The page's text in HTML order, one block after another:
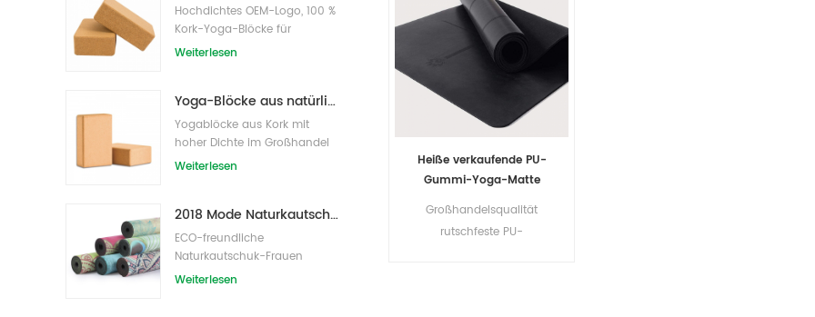
Hochdichtes OEM-Logo, 100 %
Kork-Yoga-Blöcke für
Übungen
Weiterlesen
Yoga-Blöcke aus natürlichem Kork, 10,2 x 15,2 x 22,9 cm, natürliche, rutschfeste Steine
Yogablöcke aus Kork mit
hoher Dichte im Großhandel
Weiterlesen
2018 Mode Naturkautschuk individuell bedruckte Wildleder Yogamatten Großhandel
ECO-freundliche
Naturkautschuk-Frauen
bedruckte Wildleder-Yoga-
Weiterlesen
Heiße verkaufende PU-
Gummi-Yoga-Matte
Service-rutschfeste
Leistungs-Yoga-Matte
Großhandelsqualität
rutschfeste PU-